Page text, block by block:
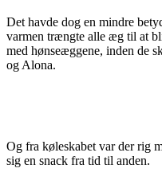
Det havde dog en mindre
varmen trængte alle æg til at
med hønseæggene, inden de
og Alona.
Og fra køleskabet var der rig
sig en snack fra tid til anden.